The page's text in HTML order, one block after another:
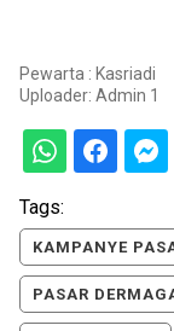
Pewarta : Kasriadi
Uploader: Admin 1
Tags:
KAMPANYE
PASAR